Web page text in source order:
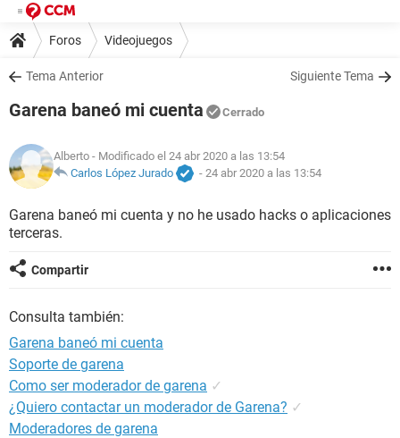
Foros Videojuegos
Tema Anterior Siguiente Tema
Garena baneó mi cuenta Cerrado
Alberto - Modificado el 24 abr 2020 a las 13:54
Carlos López Jurado
- 24 abr 2020 a las 13:54
Garena baneó mi cuenta y no he usado hacks o aplicaciones
terceras.
Compartir
Consulta también:
Garena baneó mi cuenta
Soporte de garena
Como ser moderador de garena ✓
¿Quiero contactar un moderador de Garena? ✓
Moderadores de garena